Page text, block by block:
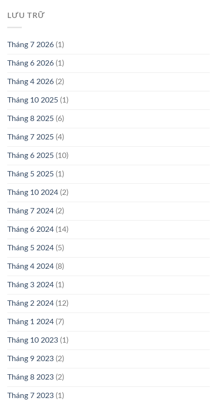
LƯU TRỮ
Tháng 7 2026 (1)
Tháng 6 2026 (1)
Tháng 4 2026 (2)
Tháng 10 2025 (1)
Tháng 8 2025 (6)
Tháng 7 2025 (4)
Tháng 6 2025 (10)
Tháng 5 2025 (1)
Tháng 10 2024 (2)
Tháng 7 2024 (2)
Tháng 6 2024 (14)
Tháng 5 2024 (5)
Tháng 4 2024 (8)
Tháng 3 2024 (1)
Tháng 2 2024 (12)
Tháng 1 2024 (7)
Tháng 10 2023 (1)
Tháng 9 2023 (2)
Tháng 8 2023 (2)
Tháng 7 2023 (1)